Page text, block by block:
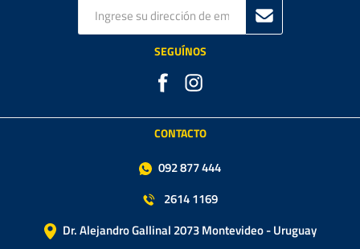
SEGUÍNOS
CONTACTO
092 877 444
2614 1169
Dr. Alejandro Gallinal 2073 Montevideo - Uruguay